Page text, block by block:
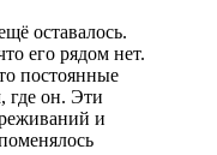
оставалось.
его рядом нет.
постоянные
где он. Эти
и